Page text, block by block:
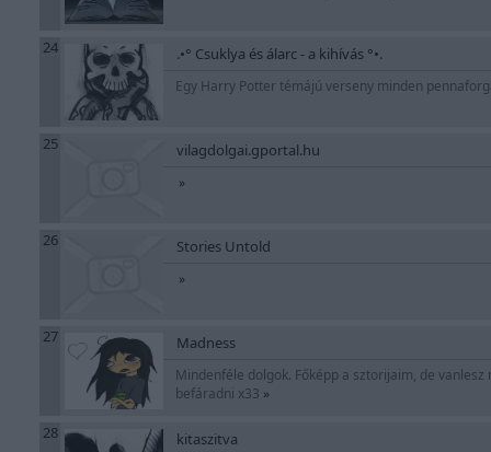
24 .•° Csuklya és álarc - a kihívás °•.
Egy Harry Potter témájú verseny minden
25 vilagdolgai.gportal.hu
»
26 Stories Untold
»
27 Madness
Mindenféle dolgok. Főképp a sztorijaim, de
befáradni x33 »
28 kitaszitva